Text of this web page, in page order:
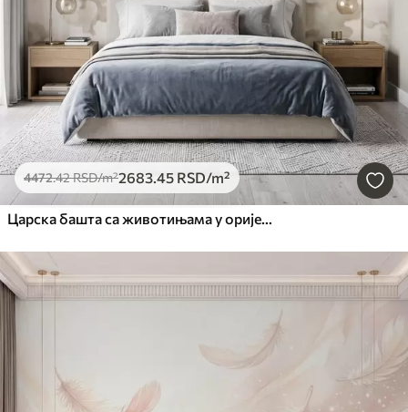
4472.42RSD/m²2683.45 RSD/m²
Царска башта са животињама у оријенталном стилу — мајмуном, леопардом, тигром, пауном и чапљом